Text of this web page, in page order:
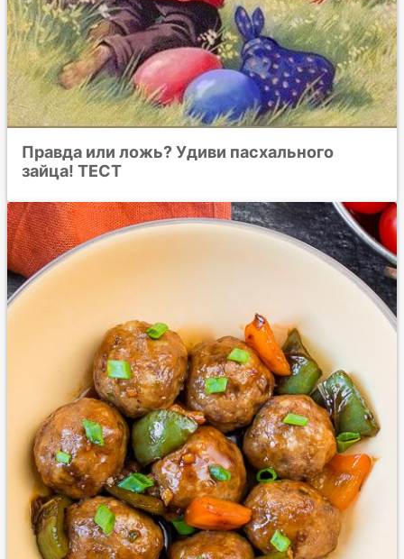
Правда или ложь? Удиви пасхального
зайца! ТЕСТ